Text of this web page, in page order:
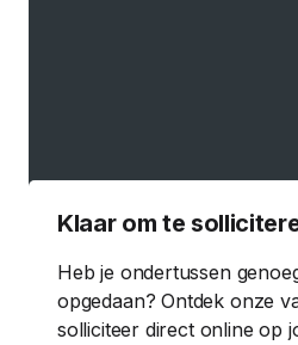
Klaar om te
Heb je ondertussen
opgedaan? Ontdek onze
solliciteer direct online op